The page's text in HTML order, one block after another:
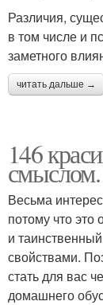
Различия,
в том числе и
заметного
читать дальше →
146
Весьма
потому что это
и
свойствами.
стать для вас
домашнего